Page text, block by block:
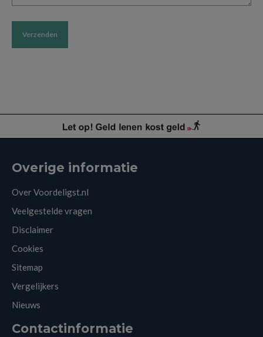
Overige informatie
Over Voordeligst.nl
Veelgestelde vragen
Disclaimer
Cookies
Sitemap
Vergelijkers
Nieuws
Contactinformatie